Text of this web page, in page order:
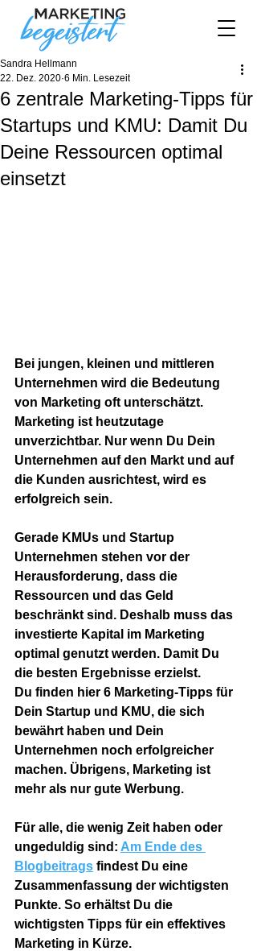
6 zentrale Marketing-Tipps für
Startups und KMU: Damit Du
Deine Ressourcen optimal
einsetzt
Sandra Hellmann
22. Dez. 2020 6 Min. Lesezeit
Bei jungen, kleinen und mittleren
Unternehmen wird die Bedeutung
von Marketing oft unterschätzt.
Marketing ist heutzutage
unverzichtbar. Nur wenn Du Dein
Unternehmen auf den Markt und auf
die Kunden ausrichtest, wird es
erfolgreich sein.
Gerade KMUs und Startup
Unternehmen stehen vor der
Herausforderung, dass die
Ressourcen und das Geld
beschränkt sind. Deshalb muss das
investierte Kapital im Marketing
optimal genutzt werden. Damit Du
die besten Ergebnisse erzielst.
Du finden hier 6 Marketing-Tipps für
Dein Startup und KMU, die sich
bewährt haben und Dein
Unternehmen noch erfolgreicher
machen. Übrigens, Marketing ist
mehr als nur gute Werbung.
Für alle, die wenig Zeit haben oder
ungeduldig sind: Am Ende des
Blogbeitrags findest Du eine
Zusammenfassung der wichtigsten
Punkte. So erhältst Du die
wichtigsten Tipps für ein effektives
Marketing in Kürze.